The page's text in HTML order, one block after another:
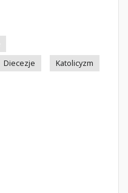
Diecezje Katolicyzm